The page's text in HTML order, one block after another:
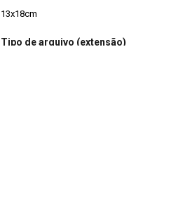
13x18cm
Tipo de arquivo (extensão)